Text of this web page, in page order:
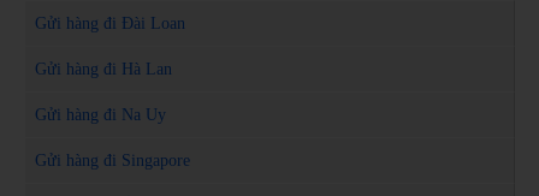
Gửi hàng đi Đài Loan
Gửi hàng đi Hà Lan
Gửi hàng đi Na Uy
Gửi hàng đi Singapore